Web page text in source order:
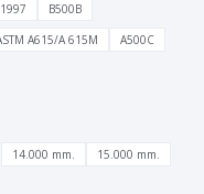
B500B
A615/A 615M
A500C
14.000 mm.
15.000 mm.